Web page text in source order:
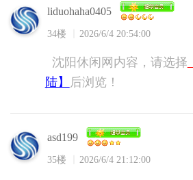
liduohaha0405
34楼 2026/6/4 20:54:00
沈阳休闲网内容，请选择
陆】
后浏览！
asd199
35楼 2026/6/4 21:12:00